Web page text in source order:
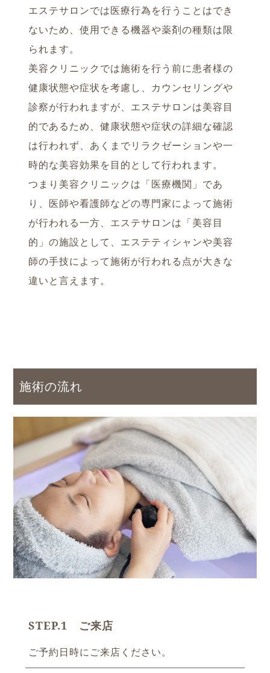
エステサロンでは医療行為を行うことはでき
ないため、使用できる機器や薬剤の種類は限
られます。
美容クリニックでは施術を行う前に患者様の
健康状態や症状を考慮し、カウンセリングや
診察が行われますが、エステサロンは美容目
的であるため、健康状態や症状の詳細な確認
は行われず、あくまでリラクゼーションや一
時的な美容効果を目的として行われます。
つまり美容クリニックは「医療機関」であ
り、医師や看護師などの専門家によって施術
が行われる一方、エステサロンは「美容目
的」の施設として、エステティシャンや美容
師の手技によって施術が行われる点が大きな
違いと言えます。
施術の流れ
STEP.1 ご来店
ご予約日時にご来店ください。